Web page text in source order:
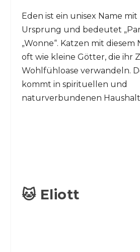
Eden ist ein unisex Name
Ursprung und bedeutet
„Wonne“. Katzen mit
oft wie kleine Götter, die ihr
Wohlfühloase verwandeln.
kommt in spirituellen und
naturverbundenen
🐱 Eliott